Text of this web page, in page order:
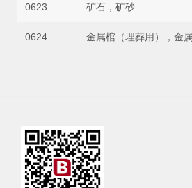
0623 矿石，矿砂
0624 金属棺（埋葬用），金